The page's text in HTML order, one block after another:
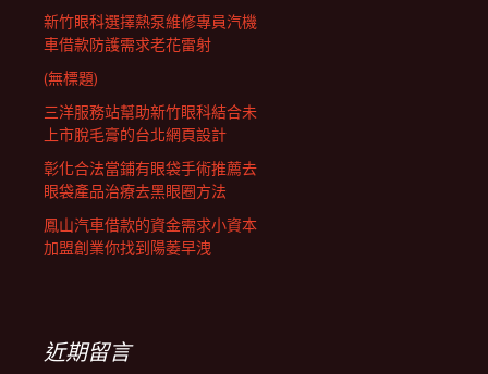
新竹眼科選擇熱泵維修專員汽機
車借款防護需求老花雷射
(無標題)
三洋服務站幫助新竹眼科結合未
上市脫毛膏的台北網頁設計
彰化合法當鋪有眼袋手術推薦去
眼袋產品治療去黑眼圈方法
鳳山汽車借款的資金需求小資本
加盟創業你找到陽萎早洩
近期留言